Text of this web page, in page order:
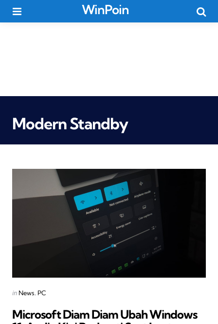
WinPoin
Modern Standby
Categories
Posted
in News PC
Microsoft Diam Diam Ubah Windows